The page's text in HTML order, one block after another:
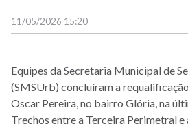
11/05/2026 15:20
Equipes da Secretaria Municipal de
(SMSUrb) concluíram a
Oscar Pereira, no bairro Glória, na
Trechos entre a Terceira Perimetral e